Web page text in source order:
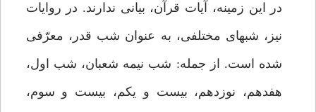
در اين زمينه، آيات قرآن، بيانى ندارند. در روايات
نيز، شب‏هاى مختلفى، به عنوان شب قدر، معرّفى
شده است. از جمله: شب نيمه شعبان، شب اول،
هفدهم، نوزدهم، بيست و يكم، بيست و سوم،